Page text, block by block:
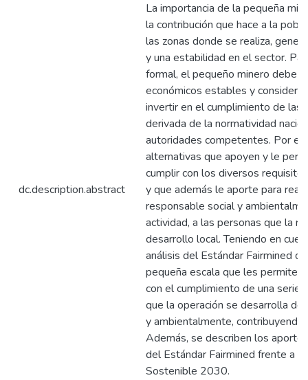
dc.description.abstract
La importancia de la pequeña
la contribución que hace a la
las zonas donde se realiza,
y una estabilidad en el sector.
formal, el pequeño minero debe
económicos estables y
invertir en el cumplimiento de las
derivada de la normatividad
autoridades competentes. Por
alternativas que apoyen y le
cumplir con los diversos
y que además le aporte para
responsable social y
actividad, a las personas que la
desarrollo local. Teniendo en
análisis del Estándar Fairmined
pequeña escala que les permite
con el cumplimiento de una serie
que la operación se desarrolla
y ambientalmente, contribuyendo
Además, se describen los
del Estándar Fairmined frente a
Sostenible 2030.